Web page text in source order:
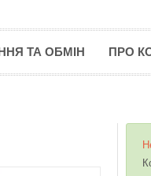
ТА ОБМІН ПРО